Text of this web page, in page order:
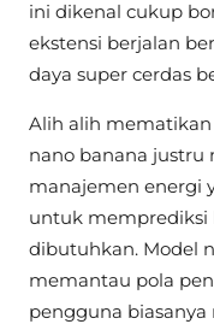
ini dikenal cukup
ekstensi berjalan
daya super cerdas
Alih alih mematikan
nano banana justru
manajemen energi
untuk memprediksi
dibutuhkan. Model
memantau pola
pengguna